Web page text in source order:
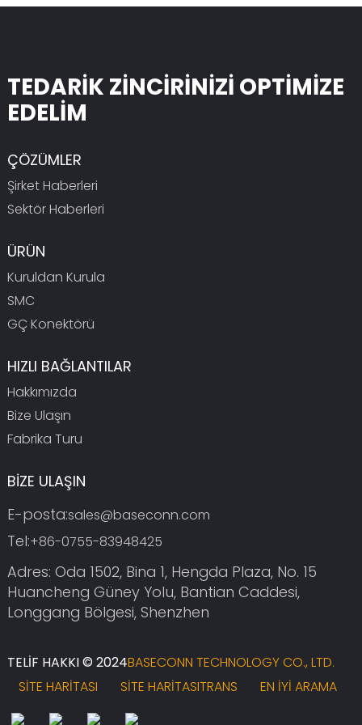
TEDARİK ZİNCİRİNİZİ OPTİMİZE
EDELİM
ÇÖZÜMLER
Şirket Haberleri
Sektör Haberleri
ÜRÜN
Kuruldan Kurula
SMC
GÇ Konektörü
HIZLI BAĞLANTILAR
Hakkımızda
Bize Ulaşın
Fabrika Turu
BİZE ULAŞIN
E-posta:sales@baseconn.com
Tel:+86-0755-83948425
Adres: Oda 1502, Bina 1, Hengda Plaza, No. 15
Huancheng Güney Yolu, Bantian Caddesi,
Longgang Bölgesi, Shenzhen
TELIF HAKKI © 2024BASECONN TECHNOLOGY CO., LTD.
SITE HARITASI
SITE HARITASITRANS EN İYI ARAMA